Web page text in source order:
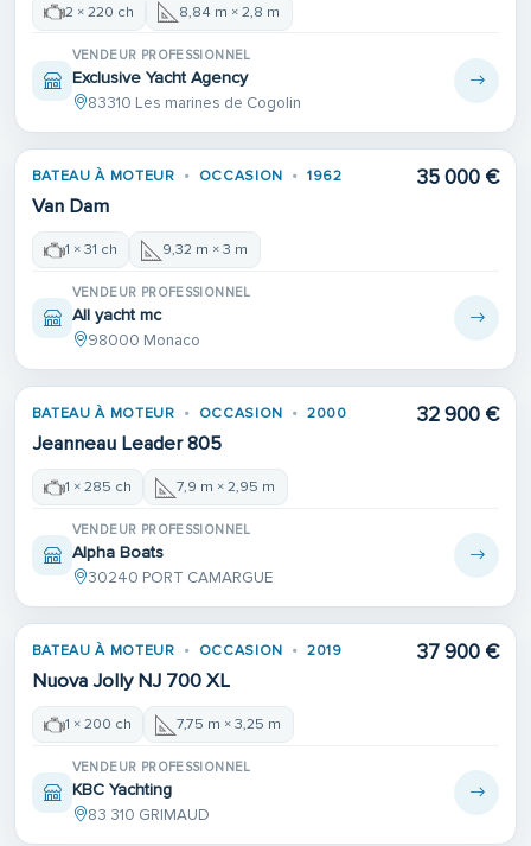
2 × 220 ch 8,84 m × 2,8 m
VENDEUR PROFESSIONNEL
Exclusive Yacht Agency
83310 Les marines de Cogolin
BATEAU À MOTEUR OCCASION 1962
Van Dam
35 000 €
1 × 31 ch 9,32 m × 3 m
VENDEUR PROFESSIONNEL
All yacht mc
98000 Monaco
BATEAU À MOTEUR OCCASION 2000
Jeanneau Leader 805
32 900 €
1 × 285 ch 7,9 m × 2,95 m
VENDEUR PROFESSIONNEL
Alpha Boats
30240 PORT CAMARGUE
BATEAU À MOTEUR OCCASION 2019
Nuova Jolly NJ 700 XL
37 900 €
1 × 200 ch 7,75 m × 3,25 m
VENDEUR PROFESSIONNEL
KBC Yachting
83 310 GRIMAUD